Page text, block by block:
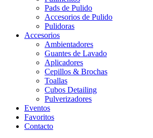
Pads de Pulido
Accesorios de Pulido
Pulidoras
Accesorios
Ambientadores
Guantes de Lavado
Aplicadores
Cepillos & Brochas
Toallas
Cubos Detailing
Pulverizadores
Eventos
Favoritos
Contacto